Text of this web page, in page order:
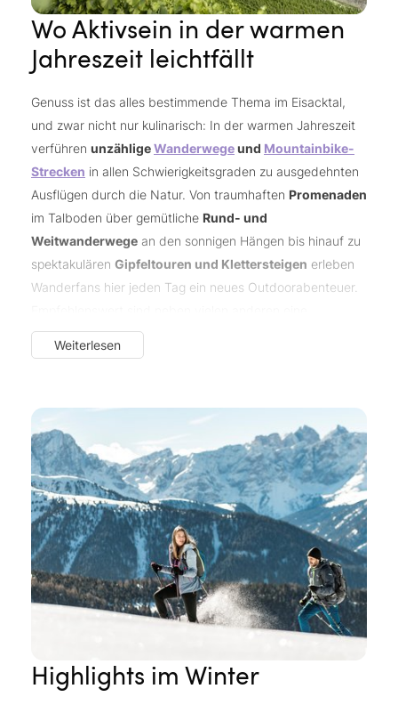
Wo Aktivsein in der warmen
Jahreszeit leichtfällt
Genuss ist das alles bestimmende Thema im Eisacktal,
und zwar nicht nur kulinarisch: In der warmen Jahreszeit
verführen unzähligeWanderwegeund Mountainbike-
Strecken in allen Schwierigkeitsgraden zu ausgedehnten
Ausflügen durch die Natur. Von traumhaften Promenaden
im Talboden über gemütliche Rund- und
Weitwanderwege an den sonnigen Hängen bis hinauf zu
spektakulären Gipfeltouren und Klettersteigen erleben
Wanderfans hier jeden Tag ein neues Outdoorabenteuer.
Wanderung durch die
Schlucht aus reinweißem Marmor, und der vor allem im
Bikebegeisterten wird rund um unsere Wellnesshotels im
Eisacktal nicht langweilig: Der fast 100 Kilometer lange
Eisacktal Radweglässt Sie die Gegend vom Brenner über
Sterzing, Brixen und Klausen bis nach Bozen auf zwei
Rädern erkunden, und aufregende Mountainbike-
Strecken und -Trails durchziehen die faszinierende
Eisacktaler Bergwelt.
Weiterlesen
Highlights im Winter